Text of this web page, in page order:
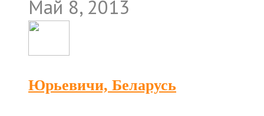
Май 8, 2013
Юрьевичи, Беларусь